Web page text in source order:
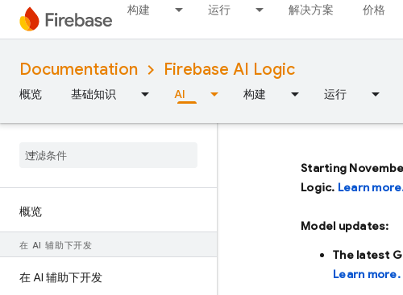
构建 运行 解决方案 价格
Documentation Firebase AI Logic
概览 基础知识 AI 构建 运行
概览
在 AI 辅助下开发
在 AI 辅助下开发
Starting
Logic. Learn
Model updates:
The latest
Learn more.